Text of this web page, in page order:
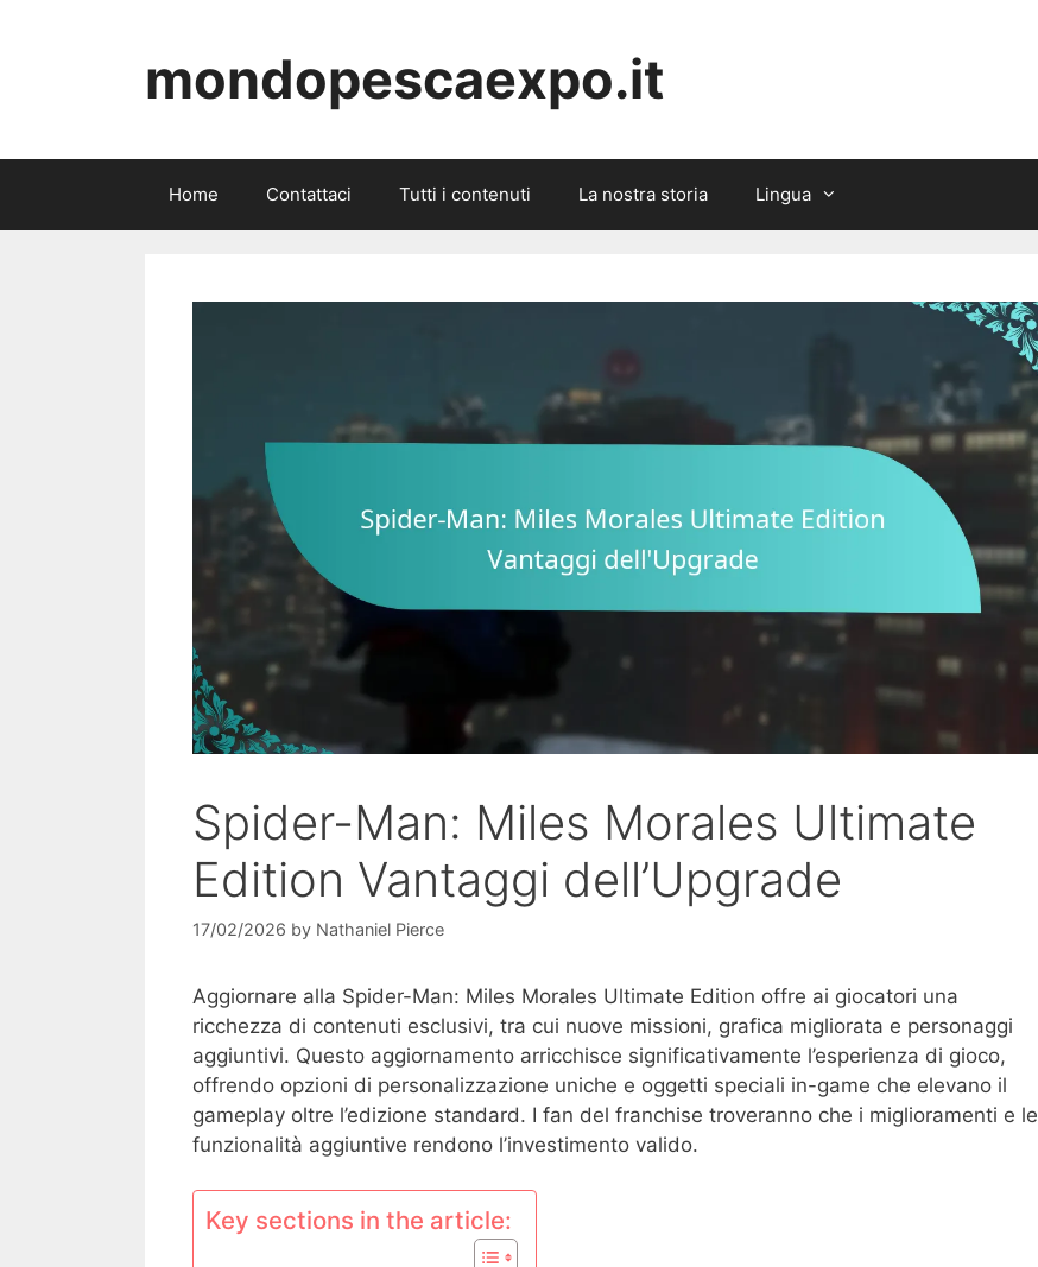
mondopescaexpo.it
Home Contattaci Tutti i contenuti La nostra storia Lingua
Spider-Man: Miles Morales Ultimate
Edition Vantaggi dell’Upgrade
17/02/2026 by Nathaniel Pierce
Aggiornare alla Spider-Man: Miles Morales Ultimate Edition offre ai giocatori una
ricchezza di contenuti esclusivi, tra cui nuove missioni, grafica migliorata e personaggi
aggiuntivi. Questo aggiornamento arricchisce significativamente l’esperienza di gioco,
offrendo opzioni di personalizzazione uniche e oggetti speciali in-game che elevano il
gameplay oltre l’edizione standard. I fan del franchise troveranno che i miglioramenti e le
funzionalità aggiuntive rendono l’investimento valido.
Key sections in the article: